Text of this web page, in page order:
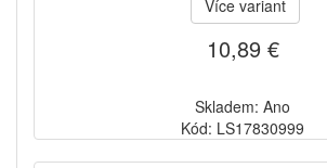
Více variant
10,89 €
Skladem: Ano
Kód: LS17830999